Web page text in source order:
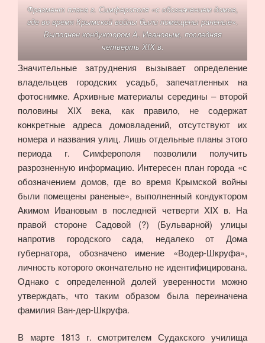
Фрагмент плана г. Симферополя «с обозначением домов,
где во время Крымской войны были помещены раненые».
Выполнен кондуктором А. Ивановым, последняя
четверть XIX в.
Значительные затруднения вызывает определение
владельцев городских усадьб, запечатленных на
фотоснимке. Архивные материалы середины – второй
половины XIX века, как правило, не содержат
конкретные адреса домовладений, отсутствуют их
номера и названия улиц. Лишь отдельные планы этого
периода г. Симферополя позволили получить
разрозненную информацию. Интересен план города «с
обозначением домов, где во время Крымской войны
были помещены раненые», выполненный кондуктором
Акимом Ивановым в последней четверти XIX в. На
правой стороне Садовой (?) (Бульварной) улицы
напротив городского сада, недалеко от Дома
губернатора, обозначено имение «Водер-Шкруфа»,
личность которого окончательно не идентифицирована.
Однако с определенной долей уверенности можно
утверждать, что таким образом была переиначена
фамилия Ван-дер-Шкруфа.
В марте 1813 г. смотрителем Судакского училища